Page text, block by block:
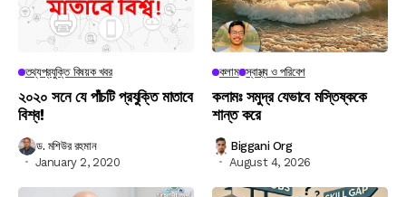
তথ্যপ্রযুক্তি বিষয়ক খবর
২০২০ সনে যে পাঁচটি প্রযুক্তি মাতাবে
বিশ্ব!
ড. মশিউর রহমান
January 2, 2020
কলাম স্বাস্থ্য ও পরিবেশ
কলামঃ সমুদ্র যেভাবে মস্তিষ্ককে
শান্ত করে
Biggani Org
August 4, 2026